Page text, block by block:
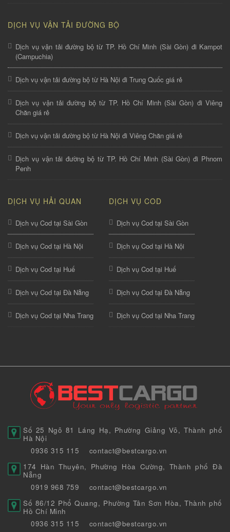
DỊCH VỤ VẬN TẢI ĐƯỜNG BỘ
Dịch vụ vận tải đường bộ từ TP. Hồ Chí Minh (Sài Gòn) đi Kampot
(Campuchia)
Dịch vụ vận tải đường bộ từ Hà Nội đi Trung Quốc giá rẻ
Dịch vụ vận tải đường bộ từ TP. Hồ Chí Minh (Sài Gòn) đi Viêng
Chăn giá rẻ
Dịch vụ vận tải đường bộ từ Hà Nội đi Viêng Chăn giá rẻ
Dịch vụ vận tải đường bộ từ TP. Hồ Chí Minh (Sài Gòn) đi Phnom
Penh
DỊCH VỤ HẢI QUAN
Dịch vụ Cod tại Sài Gòn
Dịch vụ Cod tại Hà Nội
Dịch vụ Cod tại Huế
Dịch vụ Cod tại Đà Nẵng
Dịch vụ Cod tại Nha Trang
DỊCH VỤ COD
Dịch vụ Cod tại Sài Gòn
Dịch vụ Cod tại Hà Nội
Dịch vụ Cod tại Huế
Dịch vụ Cod tại Đà Nẵng
Dịch vụ Cod tại Nha Trang
Số 25 Ngõ 81 Láng Hạ, Phường Giảng Võ, Thành phố
Hà Nội
0936 315 115
contact@bestcargo.vn
174 Hàn Thuyên, Phường Hòa Cường, Thành phố Đà
Nẵng
0919 968 759
contact@bestcargo.vn
Số 86/12 Phổ Quang, Phường Tân Sơn Hòa, Thành phố
Hồ Chí Minh
0936 315 115
contact@bestcargo.vn